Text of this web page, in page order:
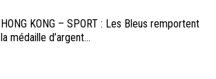
HONG KONG – SPORT : Les Bleus remportent
la médaille d’argent...